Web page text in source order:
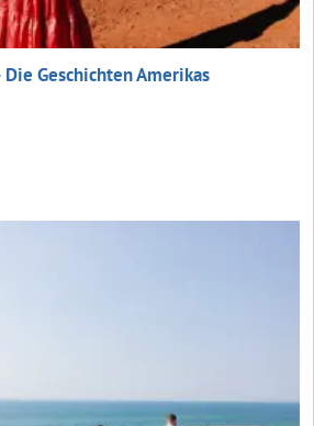
Geschichten Amerikas